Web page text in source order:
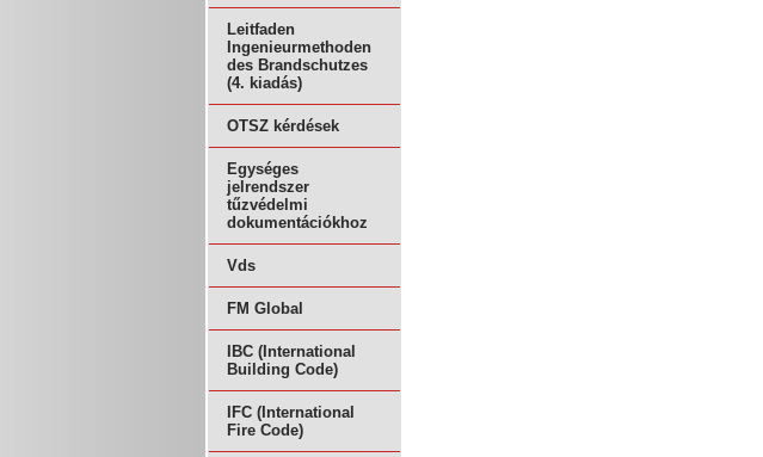
Leitfaden
Ingenieurmethoden
des Brandschutzes
(4. kiadás)
OTSZ kérdések
Egységes
jelrendszer
tűzvédelmi
dokumentációkhoz
Vds
FM Global
IBC (International
Building Code)
IFC (International
Fire Code)